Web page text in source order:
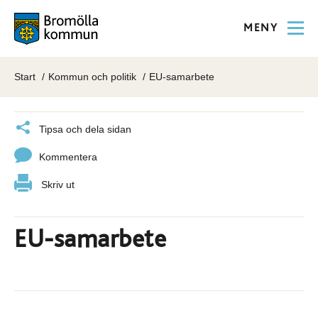
MENY
Start Kommun och politik EU-samarbete
Tipsa och dela sidan
Kommentera
Skriv ut
EU-samarbete